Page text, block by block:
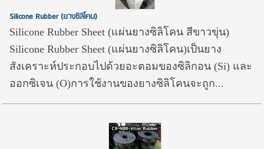
Silicone Rubber (ยางซิลิโคน)
Silicone Rubber Sheet (แผ่นยางซิลิโคน สีขาวขุ่น)
Silicone Rubber Sheet (แผ่นยางซิลิโคน)เป็นยาง
สังเคราะห์ประกอบไปด้วยอะตอมของซิลิกอน (Si) และ
ออกซิเจน (O)การใช้งานของยางซิลิโคนจะถูก...